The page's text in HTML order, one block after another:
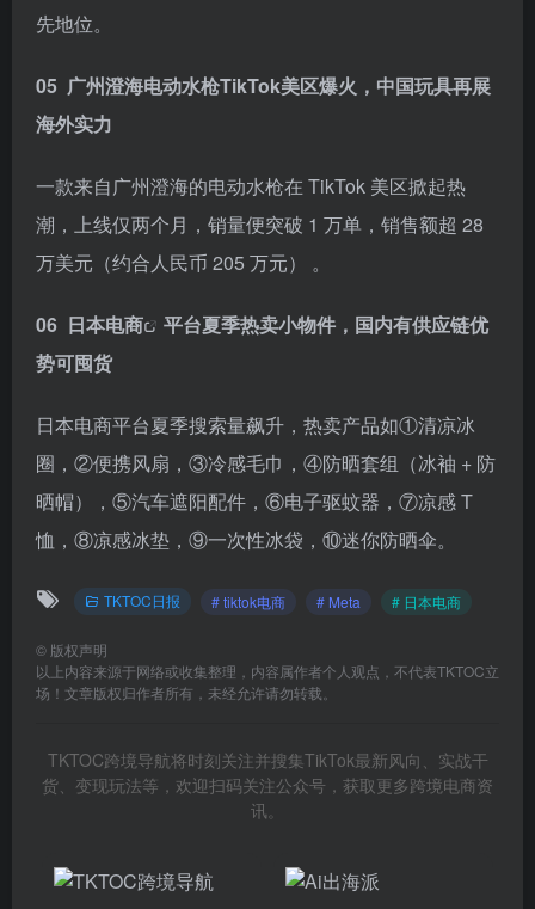
先地位。
05 广州澄海电动水枪TikTok美区爆火，中国玩具再展
海外实力
一款来自广州澄海的电动水枪在 TikTok 美区掀起热
潮，上线仅两个月，销量便突破 1 万单，销售额超 28
万美元（约合人民币 205 万元） 。
06 日本电商
平台夏季热卖小物件，国内有供应链优
势可囤货
日本电商平台夏季搜索量飙升，热卖产品如①清凉冰
圈，②便携风扇，③冷感毛巾，④防晒套组（冰袖 + 防
晒帽），⑤汽车遮阳配件，⑥电子驱蚊器，⑦凉感 T
恤，⑧凉感冰垫，⑨一次性冰袋，⑩迷你防晒伞。
TKTOC日报 # tiktok电商 # Meta # 日本电商
© 版权声明
以上内容来源于网络或收集整理，内容属作者个人观点，不代表TKTOC立
场！文章版权归作者所有，未经允许请勿转载。
TKTOC跨境导航将时刻关注并搜集TikTok最新风向、实战干
货、变现玩法等，欢迎扫码关注公众号，获取更多跨境电商资
讯。